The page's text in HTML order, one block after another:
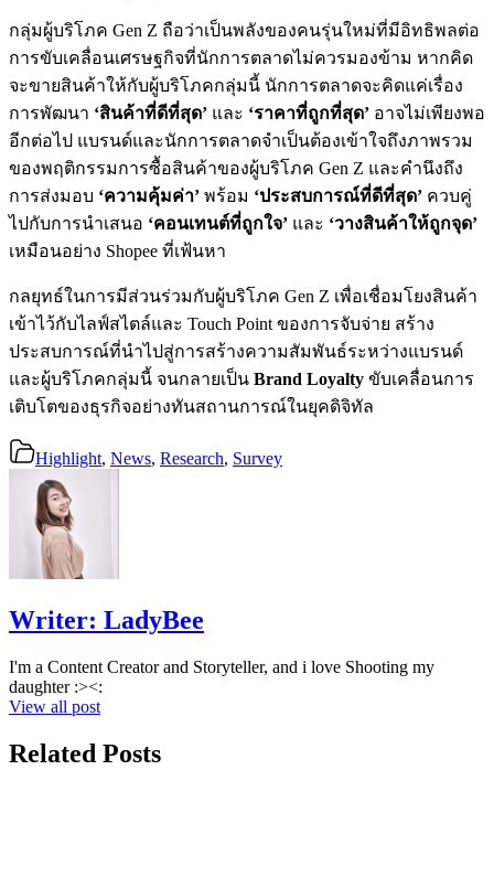
กลุ่มผู้บริโภค Gen Z ถือว่าเป็นพลังของคนรุ่นใหม่ที่มีอิทธิพลต่อ
การขับเคลื่อนเศรษฐกิจที่นักการตลาดไม่ควรมองข้าม หากคิด
จะขายสินค้าให้กับผู้บริโภคกลุ่มนี้ นักการตลาดจะคิดแค่เรื่อง
การพัฒนา ‘สินค้าที่ดีที่สุด’ และ ‘ราคาที่ถูกที่สุด’ อาจไม่เพียงพอ
อีกต่อไป แบรนด์และนักการตลาดจำเป็นต้องเข้าใจถึงภาพรวม
ของพฤติกรรมการซื้อสินค้าของผู้บริโภค Gen Z และคำนึงถึง
การส่งมอบ ‘ความคุ้มค่า’ พร้อม ‘ประสบการณ์ที่ดีที่สุด’ ควบคู่
ไปกับการนำเสนอ ‘คอนเทนต์ที่ถูกใจ’ และ ‘วางสินค้าให้ถูกจุด’
เหมือนอย่าง Shopee ที่เฟ้นหา
กลยุทธ์ในการมีส่วนร่วมกับผู้บริโภค Gen Z เพื่อเชื่อมโยงสินค้า
เข้าไว้กับไลฟ์สไตล์และ Touch Point ของการจับจ่าย สร้าง
ประสบการณ์ที่นำไปสู่การสร้างความสัมพันธ์ระหว่างแบรนด์
และผู้บริโภคกลุ่มนี้ จนกลายเป็น Brand Loyalty ขับเคลื่อนการ
เติบโตของธุรกิจอย่างทันสถานการณ์ในยุคดิจิทัล
Highlight, News, Research, Survey
Writer: LadyBee
I'm a Content Creator and Storyteller, and i love Shooting my
daughter :><:
View all post
Related Posts